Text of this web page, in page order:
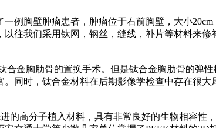
例胸壁肿瘤患者，肿瘤位于右前胸壁，大小
往我们采用钛网，钢丝，缝线，补片等材料来
合金胸肋骨的置换手术。但是钛合金胸肋骨的弹
同时，钛合金材料在后期影像学检查中存在很
的高分子植入材料，具有非常良好的生物相容